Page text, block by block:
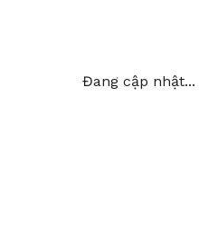
Đang cập nhật...